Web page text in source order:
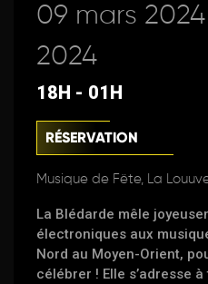
09 mars
2024
18H - 01H
RÉSERVATION
Musique de Fëte, La
La Blédarde mêle
électroniques aux
Nord au Moyen-Orient,
célébrer ! Elle s’adresse